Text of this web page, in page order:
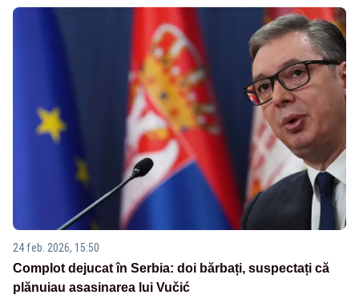
24 feb. 2026, 15:50
Complot dejucat în Serbia: doi bărbați, suspectați că
plănuiau asasinarea lui Vučić